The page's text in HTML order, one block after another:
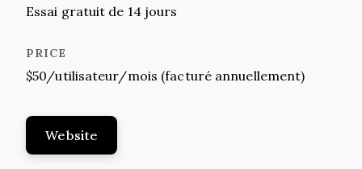
Essai gratuit de 14 jours
$50/utilisateur/mois (facturé annuellement)
Website